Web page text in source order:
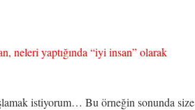
neleri yaptığında “iyi insan” olarak
istiyorum… Bu örneğin sonunda size